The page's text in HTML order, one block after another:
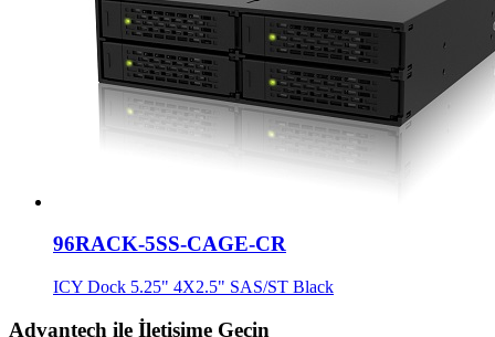
96RACK-5SS-CAGE-CR
ICY Dock 5.25" 4X2.5" SAS/ST Black
Advantech ile İletişime Geçin